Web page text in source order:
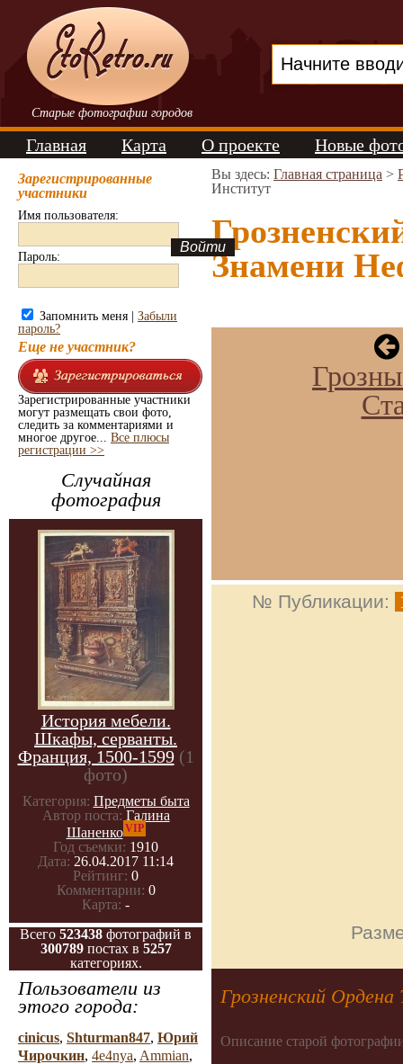
Старые фотографии городов
Главная Карта О проекте Новые
Зарегистрированные
участники
Имя пользователя:
Пароль:
Запомнить меня | Забыли
пароль?
Еще не участник?
Зарегистрированные участники
могут размещать свои фото,
следить за комментариями и
многое другое... Все плюсы
регистрации >>
Случайная
фотография
История мебели.
Шкафы, серванты.
Франция, 1500-1599 (1
фото)
Категория: Предметы быта
Автор поста: Галина
ШаненкоVIP
Год съемки: 1910
Дата: 26.04.2017 11:14
Рейтинг: 0
Комментарии: 0
Карта: -
Всего 523438 фотографий в
300789постах в 5257
категориях.
Пользователи из
этого города:
cinicus, Shturman847, Юрий
Чирочкин, 4e4nya, Ammian,
Вы здесь: Главная страница >
Институт
Знамени
№ Публикации:
Грозненский
Описание старой